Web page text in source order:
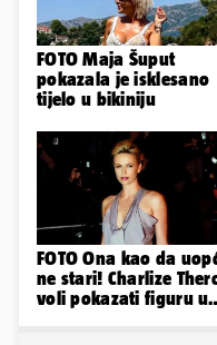
FOTO Maja Šuput
pokazala je isklesano
tijelo u bikiniju
FOTO Ona kao da
ne stari! Charlize
voli pokazati figuru u